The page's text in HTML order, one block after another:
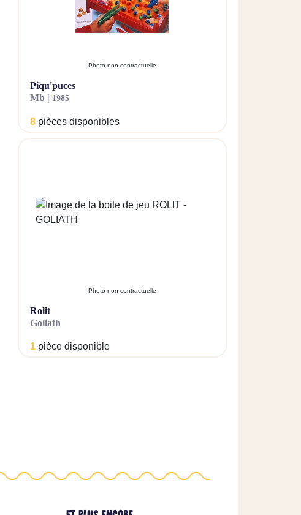
Photo non contractuelle
piqu'puces
mb | 1985
8 pièces disponibles
Photo non contractuelle
rolit
goliath
1 pièce disponible